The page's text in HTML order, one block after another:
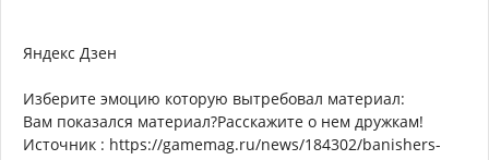
Яндекс Дзен
Изберите эмоцию которую вытребовал материал:
Вам показался материал?Расскажите о нем дружкам!
Источник : https://gamemag.ru/news/184302/banishers-